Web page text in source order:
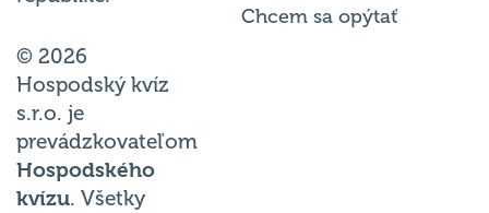
© 2026
Hospodský kvíz
s.r.o. je
prevádzkovateľom
Hospodského
kvízu. Všetky
Chcem sa opýtať